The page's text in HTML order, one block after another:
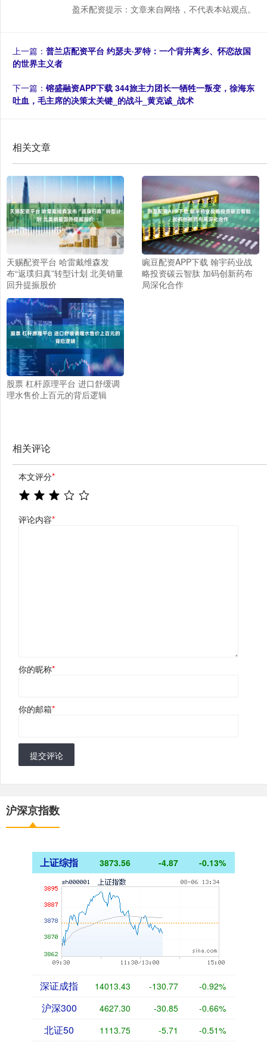
盈禾配资提示：文章来自网络，不代表本站观点。
上一篇： 普兰店配资平台 约瑟夫·罗特：一个背井离乡、怀恋故国
的世界主义者
下一篇： 镕盛融资APP下载 344旅主力团长一牺牲一叛变，徐海东
吐血，毛主席的决策太关键_的战斗_黄克诚_战术
相关文章
天赐配资平台 哈雷戴维森发
布“返璞归真”转型计划 北美销量
回升提振股价
豌豆配资APP下载 翰宇药业战
略投资碳云智肽 加码创新药布
局深化合作
股票 杠杆原理平台 进口舒缓调
理水售价上百元的背后逻辑
相关评论
本文评分*
评论内容*
你的昵称*
你的邮箱*
提交评论
沪深京指数
上证综指 3873.56 -4.87 -0.13%
深证成指 14013.43 -130.77 -0.92%
沪深300 4627.30 -30.85 -0.66%
北证50 1113.75 -5.71 -0.51%